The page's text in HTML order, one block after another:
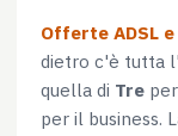
Offerte ADSL
dietro c'è tutta
quella di Tre
per il business.